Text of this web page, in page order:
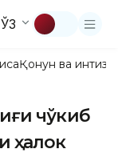
ЎЗ
Қонун ва
чўкиб
ҳалок